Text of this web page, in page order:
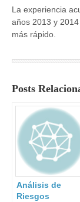
La experiencia
años 2013 y
más rápido.
Posts
Análisis de
Riesgos